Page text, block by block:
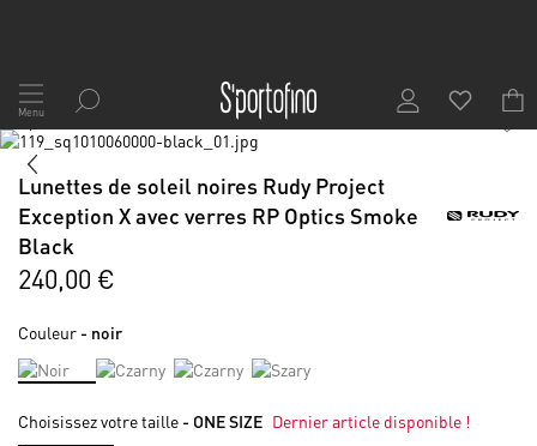
Allez
au
contenu
Menu
Skip
the
end
the
images
1/6
Skip
the
beginning
the
Lunettes de soleil noires Rudy Project
Exception X avec verres RP Optics Smoke
Black
240,00 €
Couleur - noir
Choisissez votre taille - ONE SIZE Dernier article disponible !